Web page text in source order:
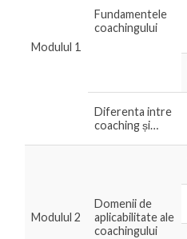
Modulul 1
Fundamentele
coachingului
Diferenta intre
coaching și…
Modulul 2
Domenii de
aplicabilitate ale
coachingului